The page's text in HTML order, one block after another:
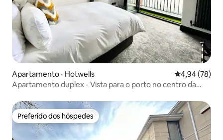
Apartamento ⋅ Hotwells 4,94 de uma
4,94 (78)
Apartamento duplex - Vista para o porto no centro da
Preferido dos hóspedes
Preferido dos hóspedes